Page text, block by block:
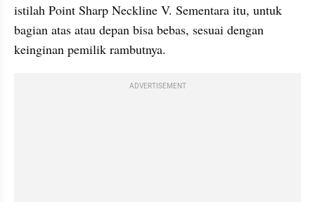
istilah Point Sharp Neckline V. Sementara itu, untuk
bagian atas atau depan bisa bebas, sesuai dengan
keinginan pemilik rambutnya.
ADVERTISEMENT